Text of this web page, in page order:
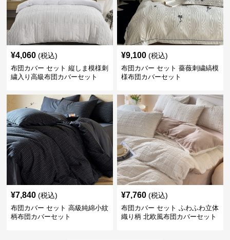
¥4,060 (税込)
布団カバー セット 縦しま模様刺
繍入り高級布団カバーセット
¥9,100 (税込)
布団カバー セット 薔薇刺繍縞模
様布団カバーセット
¥7,840 (税込)
布団カバー セット 高級純綿小紋
柄布団カバーセット
¥7,760 (税込)
布団カバー セット ふわふわ立体
織り柄 北欧風布団カバーセット